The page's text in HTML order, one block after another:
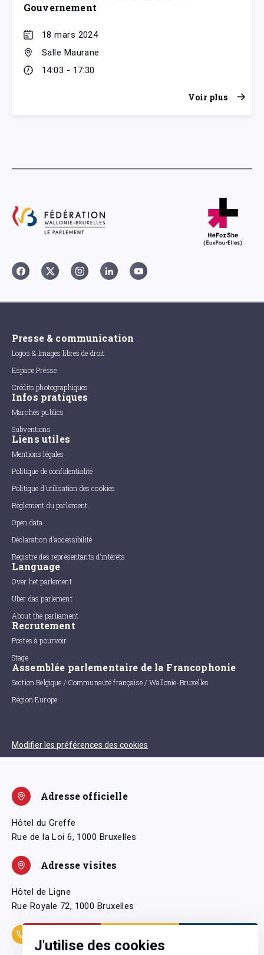
J'utilise des cookies
Gouvernement
18 mars 2024
Salle Maurane
14:03 - 17:30
Voir plus
Presse & communication
Logos & Images libres de droit
Espace Presse
Crédits photographiques
Infos pratiques
Marchés publics
Subventions
Liens utiles
Mentions légales
Politique de confidentialité
Politique d'utilisation des cookies
Règlement du parlement
Open data
Déclaration d'accessibilité
Registre des représentants d'intérêts
Language
Over het parlement
Uber das parlement
About the parliament
Recrutement
Postes à pourvoir
Stage
Assemblée parlementaire de la Francophonie
Section Belgique / Communauté française / Wallonie-Bruxelles
Région Europe
Modifier les préférences des cookies
Adresse officielle
Hôtel du Greffe
Rue de la Loi 6, 1000 Bruxelles
Adresse visites
Hôtel de Ligne
Rue Royale 72, 1000 Bruxelles